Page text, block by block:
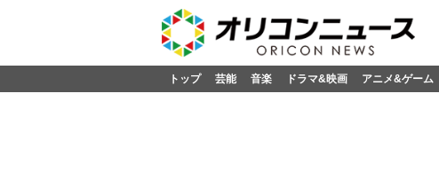
トップ 芸能 音楽 ドラマ&映画 アニメ&ゲーム